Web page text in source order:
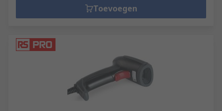
Toevoegen